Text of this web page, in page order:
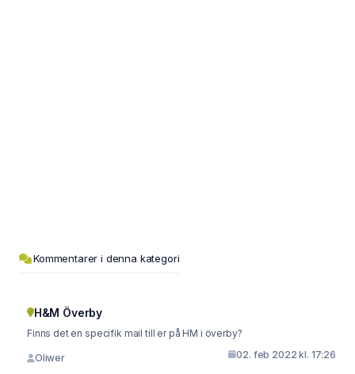
Kommentarer i denna kategori
H&M Överby
Finns det en specifik mail till er på HM i överby?
Oliwer 02. feb 2022 kl. 17:26